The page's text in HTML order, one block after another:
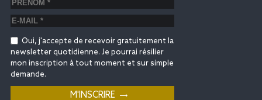
Oui, j'accepte de recevoir gratuitement la
newsletter quotidienne. Je pourrai résilier
mon inscription à tout moment et sur simple
demande.